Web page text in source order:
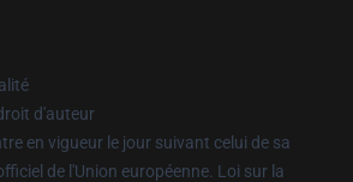
d'auteur
en vigueur le jour suivant celui de sa
de l'Union européenne. Loi sur la